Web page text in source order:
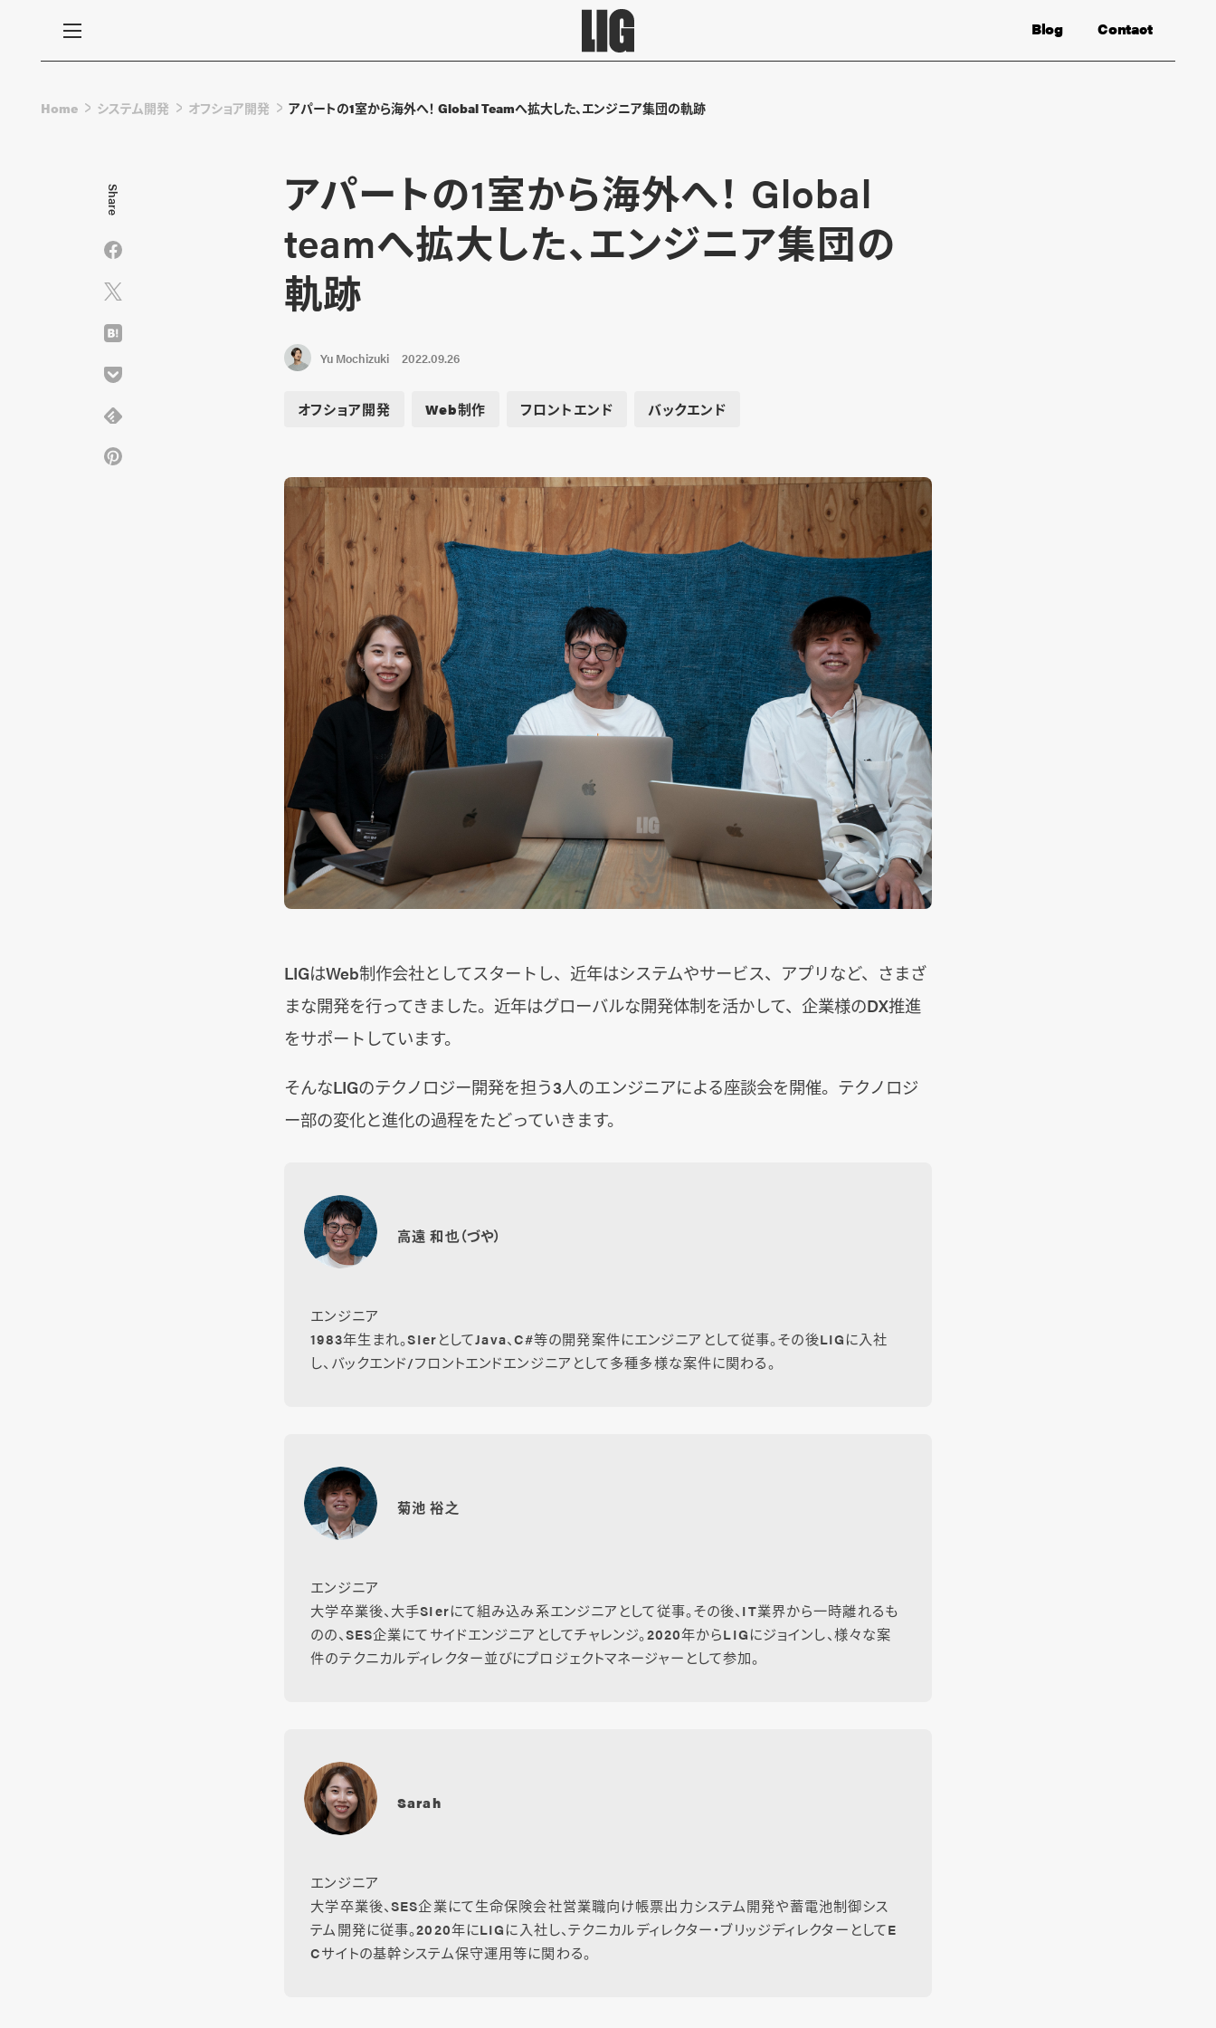
Contact
Blog
Home システム開発 オフショア開発 アパートの1室から海外へ！ Global Teamへ拡大した、エンジニア集団の軌跡
アパートの1室から海外へ！ Global
teamへ拡大した、エンジニア集団の
軌跡
Yu Mochizuki 2022.09.26
オフショア開発 Web制作 フロントエンド バックエンド
LIGはWeb制作会社としてスタートし、近年はシステムやサービス、アプリなど、さまざ
まな開発を行ってきました。近年はグローバルな開発体制を活かして、企業様のDX推進
をサポートしています。
そんなLIGのテクノロジー開発を担う3人のエンジニアによる座談会を開催。テクノロジ
ー部の変化と進化の過程をたどっていきます。
高遠 和也（づや）
エンジニア
1983年生まれ。SIerとしてJava、C#等の開発案件にエンジニアとして従事。その後LIGに入社
し、バックエンド/フロントエンドエンジニアとして多種多様な案件に関わる。
菊池 裕之
エンジニア
大学卒業後、大手SIerにて組み込み系エンジニアとして従事。その後、IT業界から一時離れるも
のの、SES企業にてサイドエンジニアとしてチャレンジ。2020年からLIGにジョインし、様々な案
件のテクニカルディレクター並びにプロジェクトマネージャーとして参加。
Sarah
エンジニア
大学卒業後、SES企業にて生命保険会社営業職向け帳票出力システム開発や蓄電池制御シス
テム開発に従事。2020年にLIGに入社し、テクニカルディレクター・ブリッジディレクターとしてE
Cサイトの基幹システム保守運用等に関わる。
Share